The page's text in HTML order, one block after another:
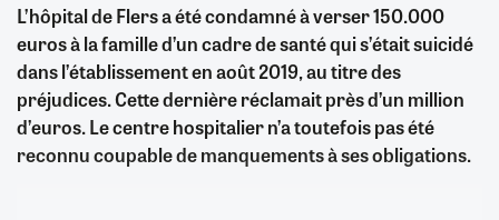
L’hôpital de Flers a été condamné à verser 150.000
euros à la famille d’un cadre de santé qui s’était suicidé
dans l’établissement en août 2019, au titre des
préjudices. Cette dernière réclamait près d’un million
d’euros. Le centre hospitalier n’a toutefois pas été
reconnu coupable de manquements à ses obligations.